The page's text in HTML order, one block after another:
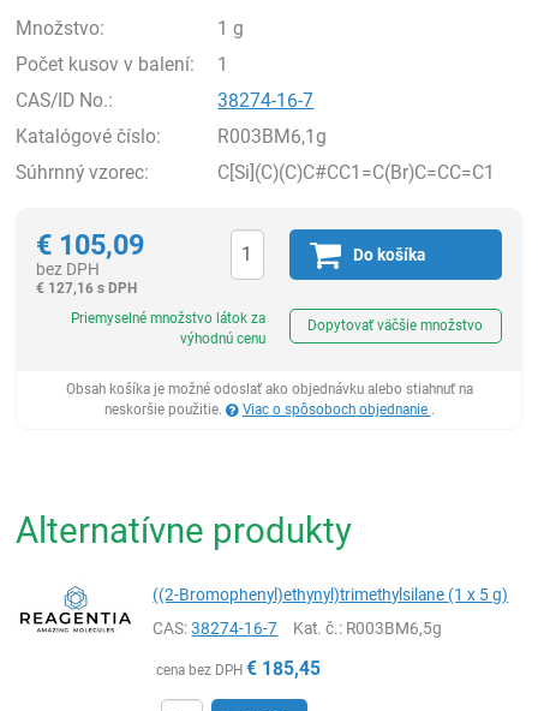
Množstvo:
1 g
Počet kusov v balení:
1
CAS/ID No.:
38274-16-7
Katalógové číslo:
R003BM6,1g
Súhrnný vzorec:
C[Si](C)(C)C#CC1=C(Br)C=CC=C1
€ 105,09
bez DPH
€ 127,16 s DPH
Do košíka
Priemyselné množstvo látok za
výhodnú cenu
Dopytovať väčšie množstvo
Obsah košíka je možné odoslať ako objednávku alebo stiahnuť na
neskoršie použitie.
Viac o spôsoboch objednanie .
Alternatívne produkty
((2-Bromophenyl)ethynyl)trimethylsilane (1 x 5 g)
CAS:38274-16-7 Kat. č.: R003BM6,5g
cena bez DPH € 185,45